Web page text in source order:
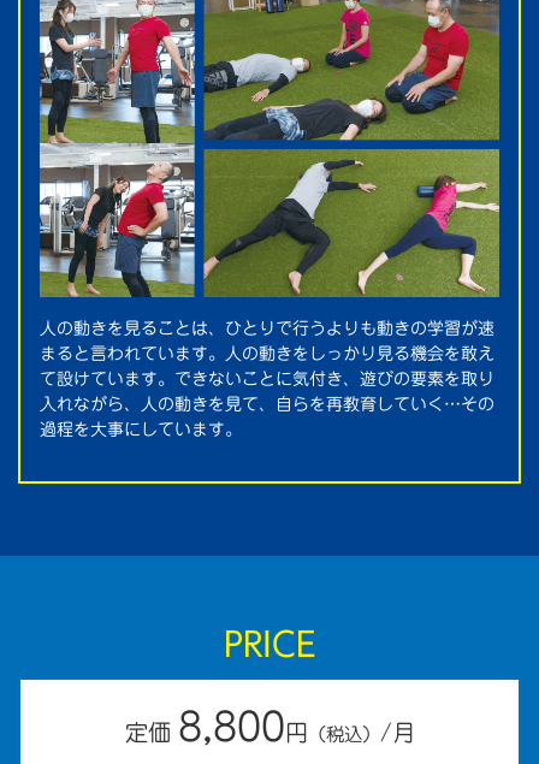
人の動きを見ることは、ひとりで行うよりも動きの学習が速
まると言われています。人の動きをしっかり見る機会を敢え
て設けています。できないことに気付き、遊びの要素を取り
入れながら、人の動きを見て、自らを再教育していく…その
過程を大事にしています。
PRICE
定価 8,800円 （税込） /月